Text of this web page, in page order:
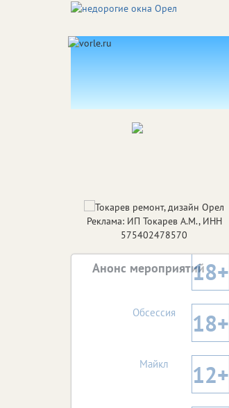
Реклама: ИП Токарев А.М., ИНН
575402478570
Анонс мероприятий18+
Обсессия 18+
Майкл 12+